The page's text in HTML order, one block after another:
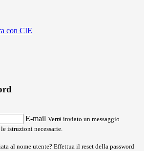
con CIE
E-mail Verrà inviato un messaggio
istruzioni necessarie.
al nome utente? Effettua il reset della password